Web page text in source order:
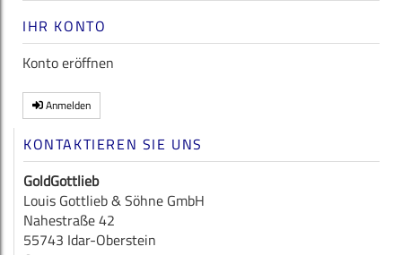
IHR KONTO
Konto eröffnen
Anmelden
KONTAKTIEREN SIE UNS
GoldGottlieb
Louis Gottlieb & Söhne GmbH
Nahestraße 42
55743 Idar-Oberstein